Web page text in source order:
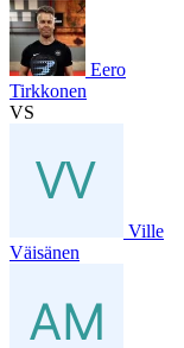
Eero
Tirkkonen
VS
Ville
Väisänen